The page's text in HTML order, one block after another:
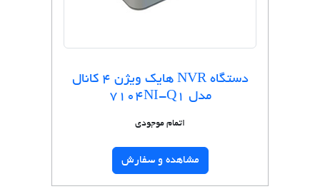
دستگاه NVR هایک ویژن 4 کانال
مدل 7104NI-Q1
اتمام موجودی
مشاهده و سفارش